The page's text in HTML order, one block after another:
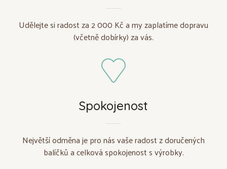
Udělejte si radost za 2 000 Kč a my zaplatíme dopravu
(včetně dobírky) za vás.
Spokojenost
Největší odměna je pro nás vaše radost z doručených
balíčků a celková spokojenost s výrobky.